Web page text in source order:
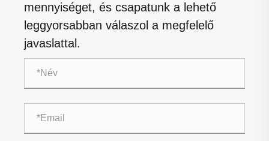
mennyiséget, és csapatunk a lehető
leggyorsabban válaszol a megfelelő
javaslattal.